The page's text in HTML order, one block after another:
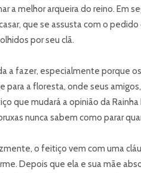
a melhor arqueira do reino. Em
que se assusta com o
por seu clã.
a fazer, especialmente porque
para a floresta, onde seus
que mudará a opinião da
nunca sabem como parar
o feitiço vem com uma
Depois que ela e sua mãe